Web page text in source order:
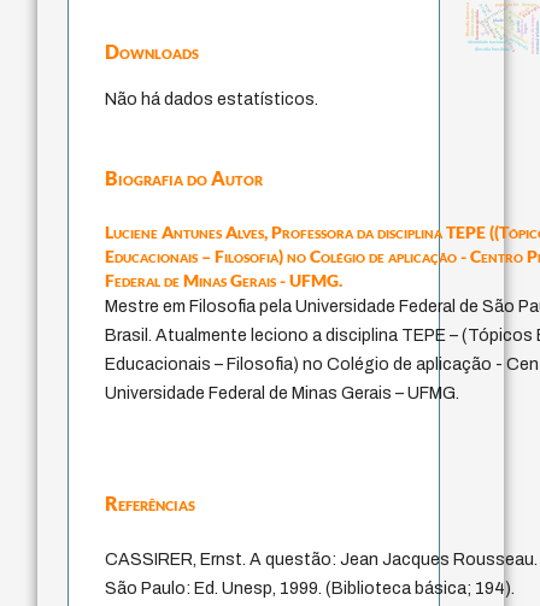
Downloads
Não há dados estatísticos.
Biografia do Autor
Luciene Antunes Alves,Professora da disciplina TEPE
Educacionais – Filosofia) no Colégio de aplicação - Centro
Federal de Minas Gerais - UFMG.
Mestre em Filosofia pela Universidade Federal de São
Brasil. Atualmente leciono a disciplina TEPE –
Educacionais – Filosofia) no Colégio de aplicação -
Universidade Federal de Minas Gerais – UFMG.
Referências
CASSIRER, Ernst. A questão: Jean Jacques
São Paulo: Ed. Unesp, 1999. (Biblioteca básica; 194).
fundamentalismo
jacobi
protágorasexperiência temporalmetafísica do tempo
género
idade
intolerância
identidade nacional
homem-medida
filosofia brasileira
j.c.m. netopalavra
perdón
leyes violencialogos
direito romano
pedagogia
lei
filosofia francesa desejo
papel da lei
bataille external relations
mind therapy